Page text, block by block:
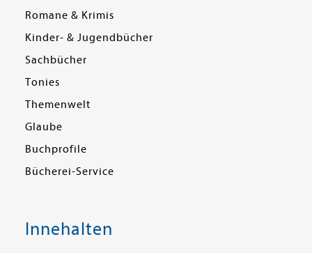
Romane & Krimis
Kinder- & Jugendbücher
Sachbücher
Tonies
Themenwelt
Glaube
Buchprofile
Bücherei-Service
Innehalten